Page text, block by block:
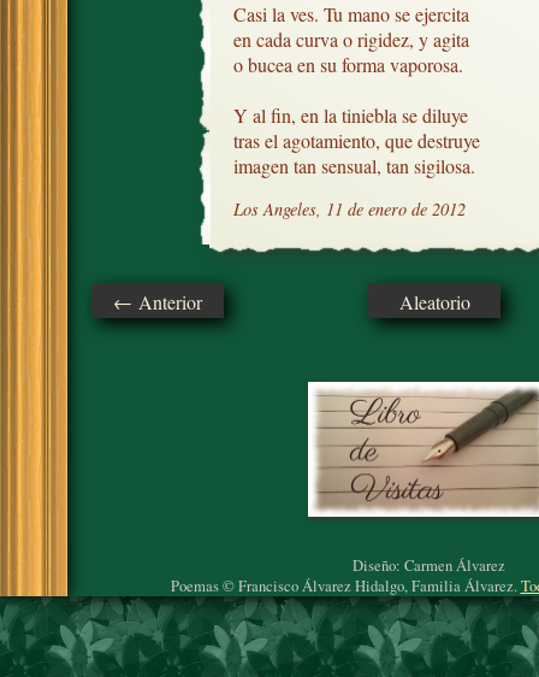
Casi la ves. Tu mano se ejercita
en cada curva o rigidez, y agita
o bucea en su forma vaporosa.
Y al fin, en la tiniebla se diluye
tras el agotamiento, que destruye
imagen tan sensual, tan sigilosa.
Los Angeles, 11 de enero de 2012
← Anterior Aleatorio
Diseño: Carmen Álvarez
Poemas © Francisco Álvarez Hidalgo, Familia Álvarez.